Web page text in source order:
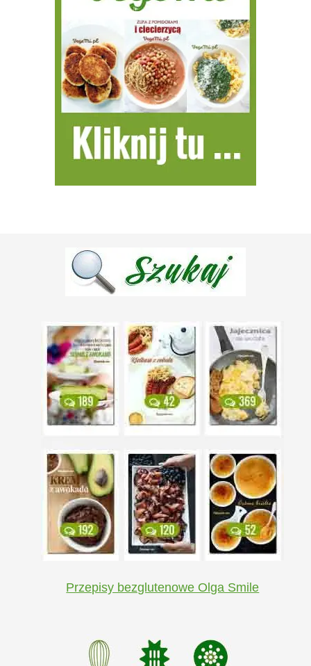
Przepisy bezglutenowe Olga Smile